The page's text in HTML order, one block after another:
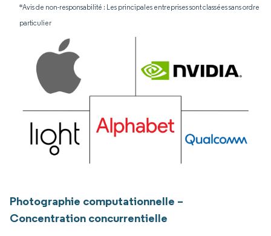
*Avis de non-responsabilité : Les principales entreprises sont classées sans ordre
particulier
Photographie computationnelle –
Concentration concurrentielle